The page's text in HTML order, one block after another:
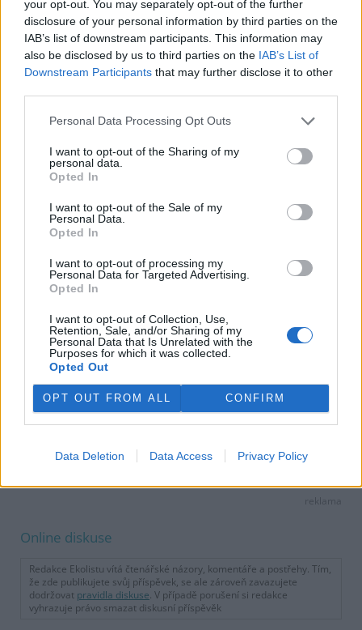
your opt-out. You may separately opt-out of the further
disclosure of your personal information by third parties on the
IAB’s list of downstream participants. This information may
also be disclosed by us to third parties on the IAB’s List of
Downstream Participants that may further disclose it to other
Personal Data Processing Opt Outs
I want to opt-out of the Sharing of my
personal data.
Opted In
I want to opt-out of the Sale of my
Personal Data.
Opted In
I want to opt-out of processing my
Personal Data for Targeted Advertising.
Opted In
I want to opt-out of Collection, Use,
Retention, Sale, and/or Sharing of my
Personal Data that Is Unrelated with the
Purposes for which it was collected.
Opted Out
OPT OUT FROM ALL CONFIRM
Data Deletion Data Access Privacy Policy
pro výsadbu. Vyšší a statnější materiál je vhodnější pro
lokality dobře zásobené vodou s vyšším negativním vlivem
buřeně, naopak na suchem ohrožené lokality je vhodnější
sadební materiál s příznivějším poměrem kořenů k
nadzemním částem.
Výsledky experimentu naznačují, že morfologické znaky
semenáčků dubu letního i dubu zimního jsou velmi
výběru sazenic pro různé stanovištní podmínky.
materiálu dubu letního a dubu zimního z různých zdrojů
původu“ je ke stažení zde:
Autoři článku: Jan Leugner, VÚLHM, v. v. i, VS Opočno;
Eliška Žižková, Mendelova univerzita v Brně; Jakub Černý,
VÚLHM, v. v. i, VS Opočno, Mendelova univerzita v Brně;
Podle originálu připravil Jan Řezáč, VÚLHM, v. v. i., e-mail:
rezac@vulhm.cz
Jan Řezáč, tel: 724 576 008
Česká republika
reklama
Online diskuse
Redakce Ekolistu vítá čtenářské názory, komentáře a postřehy. Tím,
že zde publikujete svůj příspěvek, se ale zároveň zavazujete
dodržovat pravidla diskuse. V případě porušení si redakce
vyhrazuje právo smazat diskusní příspěvěk